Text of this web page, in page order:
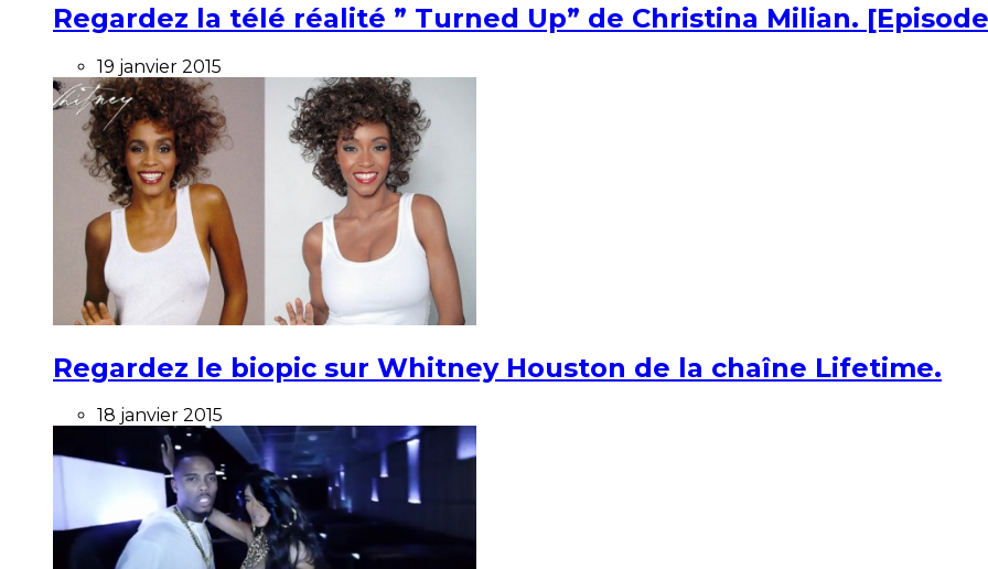
Regardez la télé réalité ” Turned Up” de Christina Milian.
19 janvier 2015
Regardez le biopic sur Whitney Houston de la chaîne Lifetime.
18 janvier 2015